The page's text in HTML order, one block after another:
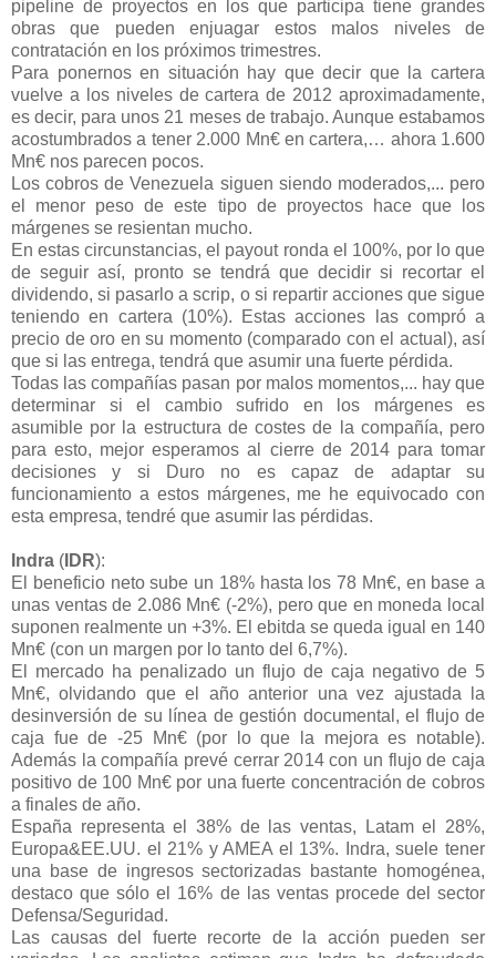
pipeline de proyectos en los que participa tiene grandes
obras que pueden enjuagar estos malos niveles de
contratación en los próximos trimestres.
Para ponernos en situación hay que decir que la cartera
vuelve a los niveles de cartera de 2012 aproximadamente,
es decir, para unos 21 meses de trabajo. Aunque estabamos
acostumbrados a tener 2.000 Mn€ en cartera,… ahora 1.600
Mn€ nos parecen pocos.
Los cobros de Venezuela siguen siendo moderados,... pero
el menor peso de este tipo de proyectos hace que los
márgenes se resientan mucho.
En estas circunstancias, el payout ronda el 100%, por lo que
de seguir así, pronto se tendrá que decidir si recortar el
dividendo, si pasarlo a scrip, o si repartir acciones que sigue
teniendo en cartera (10%). Estas acciones las compró a
precio de oro en su momento (comparado con el actual), así
que si las entrega, tendrá que asumir una fuerte pérdida.
Todas las compañías pasan por malos momentos,... hay que
determinar si el cambio sufrido en los márgenes es
asumible por la estructura de costes de la compañía, pero
para esto, mejor esperamos al cierre de 2014 para tomar
decisiones y si Duro no es capaz de adaptar su
funcionamiento a estos márgenes, me he equivocado con
esta empresa, tendré que asumir las pérdidas.
Indra ( IDR):
El beneficio neto sube un 18% hasta los 78 Mn€, en base a
unas ventas de 2.086 Mn€ (-2%), pero que en moneda local
suponen realmente un +3%. El ebitda se queda igual en 140
Mn€ (con un margen por lo tanto del 6,7%).
El mercado ha penalizado un flujo de caja negativo de 5
Mn€, olvidando que el año anterior una vez ajustada la
desinversión de su línea de gestión documental, el flujo de
caja fue de -25 Mn€ (por lo que la mejora es notable).
Además la compañía prevé cerrar 2014 con un flujo de caja
positivo de 100 Mn€ por una fuerte concentración de cobros
a finales de año.
España representa el 38% de las ventas, Latam el 28%,
Europa&EE.UU. el 21% y AMEA el 13%. Indra, suele tener
una base de ingresos sectorizadas bastante homogénea,
destaco que sólo el 16% de las ventas procede del sector
Defensa/Seguridad.
Las causas del fuerte recorte de la acción pueden ser